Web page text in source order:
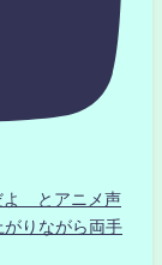
よ とアニメ声
りながら両手